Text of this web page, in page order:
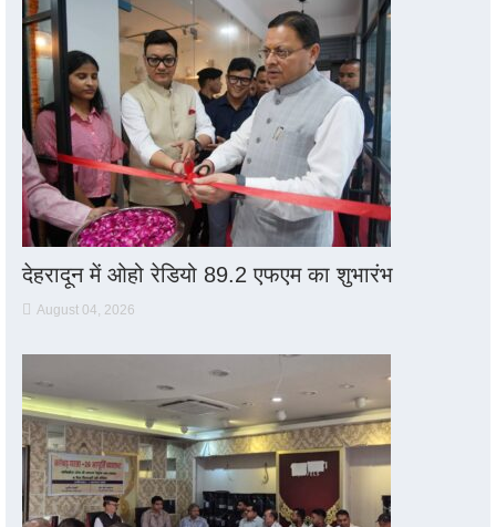
देहरादून में ओहो रेडियो 89.2 एफएम का शुभारंभ
August 04, 2026